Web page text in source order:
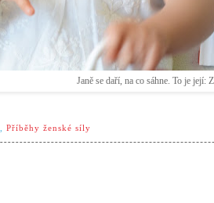
Janě se daří, na co sáhne. To je její:
Příběhy ženské síly